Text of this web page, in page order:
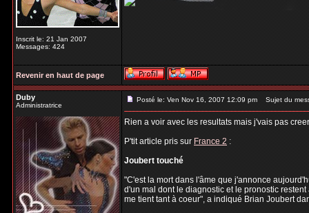
Inscrit le: 21 Jan 2007
Messages: 424
Revenir en haut de page
Duby
Administratrice
Posté le: Ven Nov 16, 2007 12:09 pm Sujet du
Rien a voir avec les resultats mais j'vais pas
P'tit article pris surFrance 2:
Joubert touché
"C'est la mort dans l'âme que j'annonce
d'un mal dont le diagnostic et le pronostic
me tient tant à coeur", a indiqué Brian Joubert